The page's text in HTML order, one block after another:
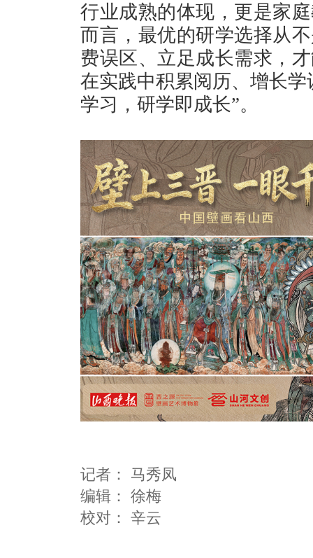
行业成熟的体现，更是家
而言，最优的研学选择从
费误区、立足成长需求，
在实践中积累阅历、增长
学习，研学即成长”。
记者： 马秀凤
编辑： 徐梅